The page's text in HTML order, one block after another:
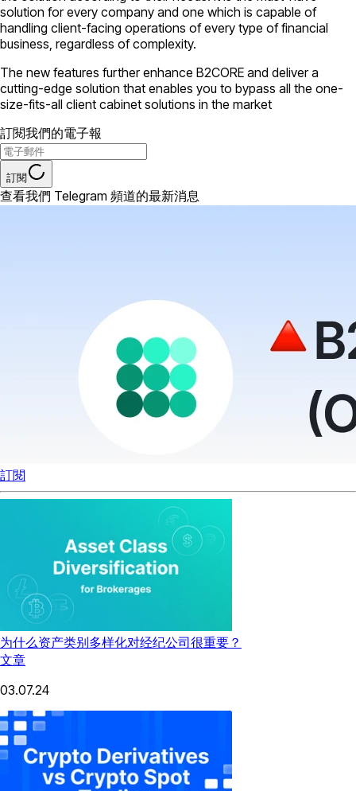
solution for every company and one which is capable of
handling client-facing operations of every type of financial
business, regardless of complexity.
The new features further enhance B2CORE and deliver a
cutting-edge solution that enables you to bypass all the one-
size-fits-all client cabinet solutions in the market
訂閱我們的電子報
訂閱
查看我們 Telegram 頻道的最新消息
訂閱
为什么资产类别多样化对经纪公司很重要？
文章
03.07.24